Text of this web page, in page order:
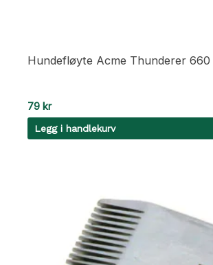
Hundefløyte Acme Thunderer 660
79 kr
Legg i handlekurv